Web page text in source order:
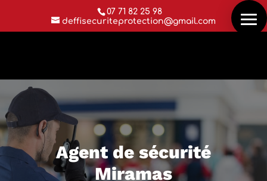
07 71 82 25 98
deffisecuriteprotection@gmail.com
Agent de sécurité
Miramas